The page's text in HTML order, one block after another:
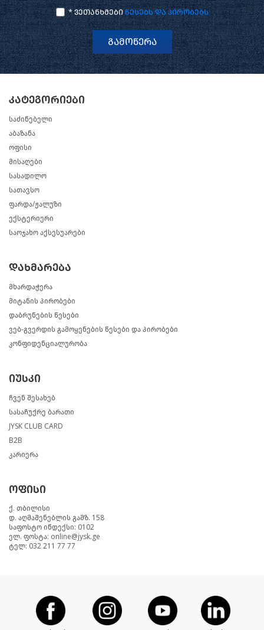
* ვეთანხმები წესებს და პირობებს
გამოწერა
კატეგორიები
საძინებელი
აბაზანა
ოფისი
მისაღები
სასადილო
სათავსო
ფარდა/ჟალუზი
ექსტერიერი
საოჯახო აქსესუარები
დახმარება
მხარდაჭერა
მიტანის პირობები
დაბრუნების წესები
ვებ-გვერდის გამოყენების წესები და პირობები
კონფიდენციალურობა
იუსკი
ჩვენ შესახებ
სასაჩუქრე ბარათი
JYSK CLUB CARD
B2B
კარიერა
ოფისი
ქ. თბილისი
დ. აღმაშენებლის გამზ. 158
საფოსტო ინდექსი: 0102
ელ. ფოსტა: online@jysk.ge
ტელ: 032 211 77 77